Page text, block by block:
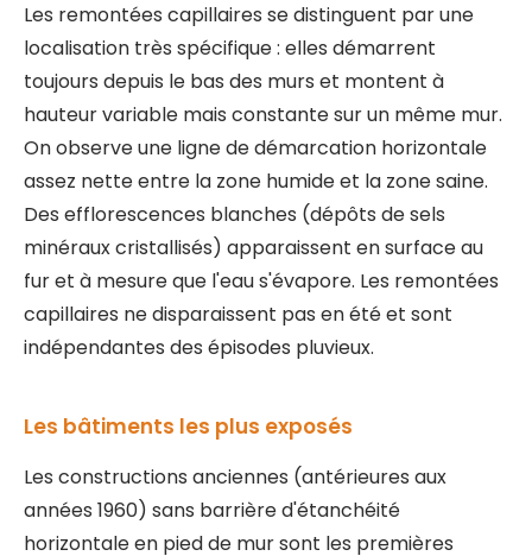
Les remontées capillaires se distinguent par une
localisation très spécifique : elles démarrent
toujours depuis le bas des murs et montent à
hauteur variable mais constante sur un même mur.
On observe une ligne de démarcation horizontale
assez nette entre la zone humide et la zone saine.
Des efflorescences blanches (dépôts de sels
minéraux cristallisés) apparaissent en surface au
fur et à mesure que l'eau s'évapore. Les remontées
capillaires ne disparaissent pas en été et sont
indépendantes des épisodes pluvieux.
Les bâtiments les plus exposés
Les constructions anciennes (antérieures aux
années 1960) sans barrière d'étanchéité
horizontale en pied de mur sont les premières